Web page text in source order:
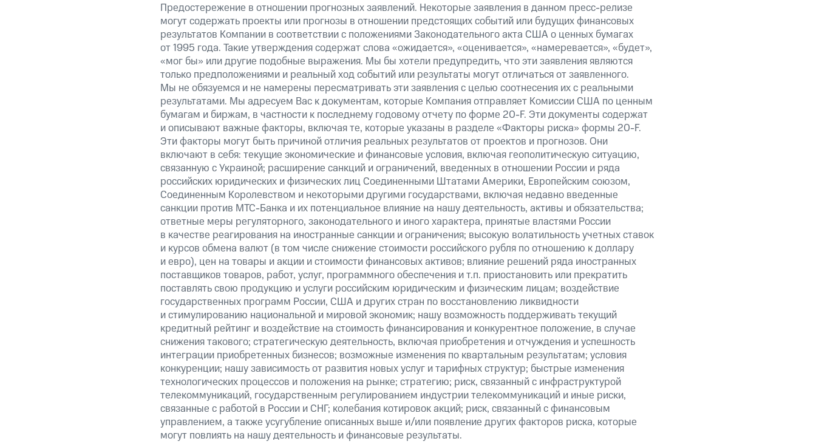
Предостережение в отношении прогнозных заявлений. Некоторые заявления в данном пресс-релизе
могут содержать проекты или прогнозы в отношении предстоящих событий или будущих финансовых
результатов Компании в соответствии с положениями Законодательного акта США о ценных бумагах
от 1995 года. Такие утверждения содержат слова «ожидается», «оценивается», «намеревается», «будет»,
«мог бы» или другие подобные выражения. Мы бы хотели предупредить, что эти заявления являются
только предположениями и реальный ход событий или результаты могут отличаться от заявленного.
Мы не обязуемся и не намерены пересматривать эти заявления с целью соотнесения их с реальными
результатами. Мы адресуем Вас к документам, которые Компания отправляет Комиссии США по ценным
бумагам и биржам, в частности к последнему годовому отчету по форме 20-F. Эти документы содержат
и описывают важные факторы, включая те, которые указаны в разделе «Факторы риска» формы 20-F.
Эти факторы могут быть причиной отличия реальных результатов от проектов и прогнозов. Они
включают в себя: текущие экономические и финансовые условия, включая геополитическую ситуацию,
связанную с Украиной; расширение санкций и ограничений, введенных в отношении России и ряда
российских юридических и физических лиц Соединенными Штатами Америки, Европейским союзом,
Соединенным Королевством и некоторыми другими государствами, включая недавно введенные
санкции против МТС-Банка и их потенциальное влияние на нашу деятельность, активы и обязательства;
ответные меры регуляторного, законодательного и иного характера, принятые властями России
в качестве реагирования на иностранные санкции и ограничения; высокую волатильность учетных ставок
и курсов обмена валют (в том числе снижение стоимости российского рубля по отношению к доллару
и евро), цен на товары и акции и стоимости финансовых активов; влияние решений ряда иностранных
поставщиков товаров, работ, услуг, программного обеспечения и т.п. приостановить или прекратить
поставлять свою продукцию и услуги российским юридическим и физическим лицам; воздействие
государственных программ России, США и других стран по восстановлению ликвидности
и стимулированию национальной и мировой экономик; нашу возможность поддерживать текущий
кредитный рейтинг и воздействие на стоимость финансирования и конкурентное положение, в случае
снижения такового; стратегическую деятельность, включая приобретения и отчуждения и успешность
интеграции приобретенных бизнесов; возможные изменения по квартальным результатам; условия
конкуренции; нашу зависимость от развития новых услуг и тарифных структур; быстрые изменения
технологических процессов и положения на рынке; стратегию; риск, связанный с инфраструктурой
телекоммуникаций, государственным регулированием индустрии телекоммуникаций и иные риски,
связанные с работой в России и СНГ; колебания котировок акций; риск, связанный с финансовым
управлением, а также усугубление описанных выше и/или появление других факторов риска, которые
могут повлиять на нашу деятельность и финансовые результаты.